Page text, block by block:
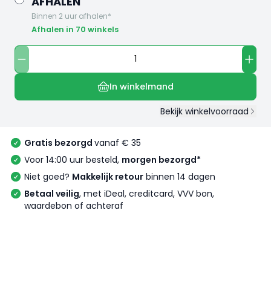
Binnen 2 uur afhalen*
Afhalen in 70 winkels
In winkelmand
Bekijk winkelvoorraad
Gratis bezorgd vanaf € 35
Voor 14:00 uur besteld, morgen bezorgd*
Niet goed? Makkelijk retour binnen 14 dagen
Betaal veilig, met iDeal, creditcard, VVV bon,
waardebon of achteraf